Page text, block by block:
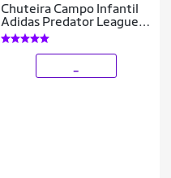
Chuteira Campo Infantil
Adidas Predator League
Língua Dobrável